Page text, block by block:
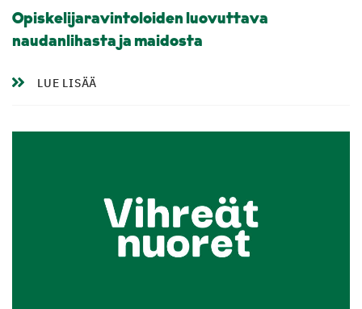
Opiskelijaravintoloiden luovuttava
naudanlihasta ja maidosta
LUE LISÄÄ